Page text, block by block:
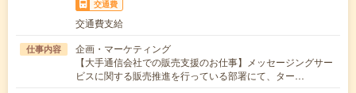
交通費
交通費支給
仕事内容
企画・マーケティング
【大手通信会社での販売支援のお仕事】メッセージングサー
ビスに関する販売推進を行っている部署にて、ター…